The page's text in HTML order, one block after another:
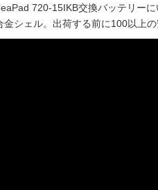
720-15IKB交換バッテリー
シェル。出荷する前に100以上